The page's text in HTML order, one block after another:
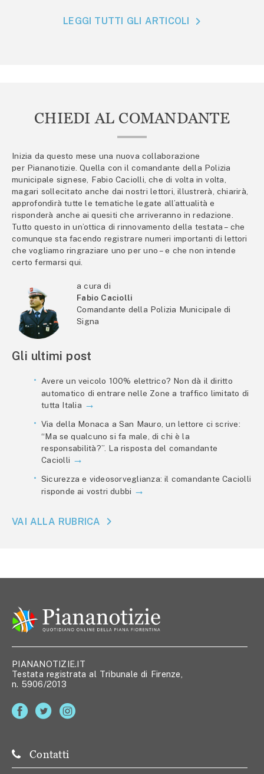
LEGGI TUTTI GLI ARTICOLI
CHIEDI AL COMANDANTE
Inizia da questo mese una nuova collaborazione
per Piananotizie. Quella con il comandante della Polizia
municipale signese, Fabio Caciolli, che di volta in volta,
magari sollecitato anche dai nostri lettori, illustrerà, chiarirà,
approfondirà tutte le tematiche legate all’attualità e
risponderà anche ai quesiti che arriveranno in redazione.
Tutto questo in un’ottica di rinnovamento della testata – che
comunque sta facendo registrare numeri importanti di lettori
che vogliamo ringraziare uno per uno – e che non intende
certo fermarsi qui.
a cura di
Fabio Caciolli
Comandante della Polizia Municipale di
Signa
Gli ultimi post
Avere un veicolo 100% elettrico? Non dà il diritto
automatico di entrare nelle Zone a traffico limitato di
tutta Italia
Via della Monaca a San Mauro, un lettore ci scrive:
“Ma se qualcuno si fa male, di chi è la
responsabilità?”. La risposta del comandante
Caciolli
Sicurezza e videosorveglianza: il comandante Caciolli
risponde ai vostri dubbi
VAI ALLA RUBRICA
PIANANOTIZIE.IT
Testata registrata al Tribunale di Firenze,
n. 5906/2013
Contatti